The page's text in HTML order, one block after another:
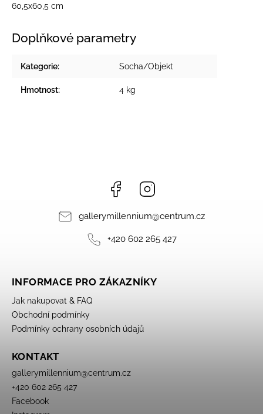
60,5x60,5 cm
Doplňkové parametry
Kategorie: Socha/Objekt
Hmotnost: 4 kg
Facebook
gallerymillennium@centrum.cz
+420 602 265 427
INFORMACE PRO ZÁKAZNÍKY
Jak nakupovat & FAQ
Obchodní podmínky
Podmínky ochrany osobních údajů
KONTAKT
gallerymillennium@centrum.cz
+420 602 265 427
Facebook